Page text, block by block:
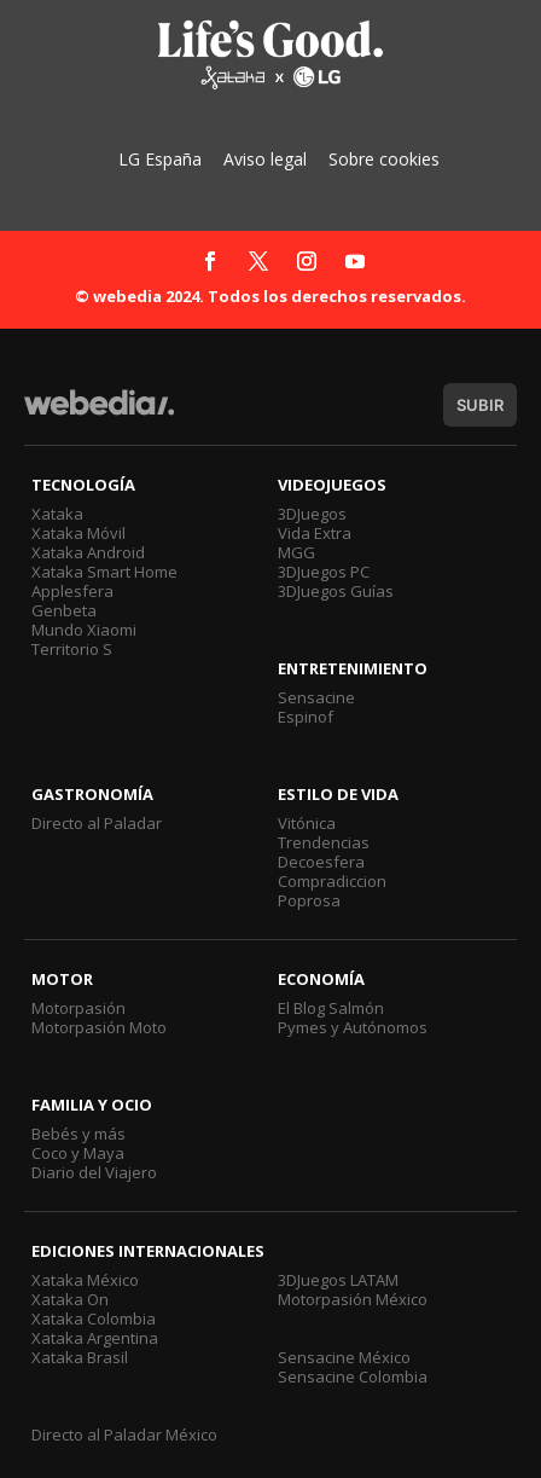
LG España Aviso legal Sobre cookies
© webedia 2024. Todos los derechos reservados.
SUBIR
TECNOLOGÍA
Xataka
Xataka Móvil
Xataka Android
Xataka Smart Home
Applesfera
Genbeta
Mundo Xiaomi
Territorio S
VIDEOJUEGOS
3DJuegos
Vida Extra
MGG
3DJuegos PC
3DJuegos Guías
ENTRETENIMIENTO
Sensacine
Espinof
GASTRONOMÍA
Directo al Paladar
ESTILO DE VIDA
Vitónica
Trendencias
Decoesfera
Compradiccion
Poprosa
MOTOR
Motorpasión
Motorpasión Moto
ECONOMÍA
El Blog Salmón
Pymes y Autónomos
FAMILIA Y OCIO
Bebés y más
Coco y Maya
Diario del Viajero
EDICIONES INTERNACIONALES
Xataka México
Xataka On
Xataka Colombia
Xataka Argentina
Xataka Brasil
3DJuegos LATAM
Motorpasión México
Sensacine México
Sensacine Colombia
Directo al Paladar México